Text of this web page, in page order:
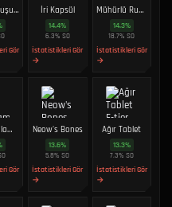
Pael'in Oluşumu
Gör
İri Kapsül
14.4%
6.3% SO
İstatistikleri Gör
→
Mühürlü Ruh Kabı
14.3%
18.7%SO
İstatistikleri Gör
→
Altın Kaplama Kablolar
Gör
Neow's Bones
13.6%
5.8%SO
İstatistikleri Gör
→
Ağır Tablet
13.3%
7.3% SO
İstatistikleri Gör
→